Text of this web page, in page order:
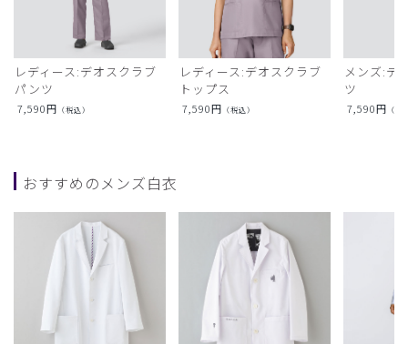
レディース:デオスクラブ
パンツ
7,590円 （税込）
レディース:デオスクラブ
トップス
7,590円 （税込）
メンズ:デ
ツ
7,590円 （税
おすすめのメンズ白衣